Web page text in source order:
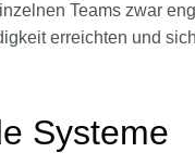
Teams zwar
erreichten und
Systeme